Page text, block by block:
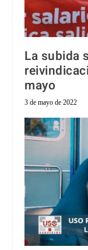
La subida
mayo
3 de mayo de 2022